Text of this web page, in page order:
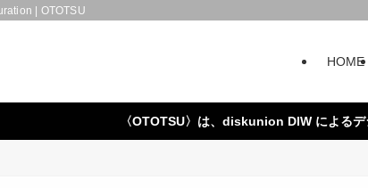
| OTOTSU
HOME
〈OTOTSU〉は、diskunion DIW による